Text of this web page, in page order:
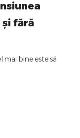
fără
mai bine este să